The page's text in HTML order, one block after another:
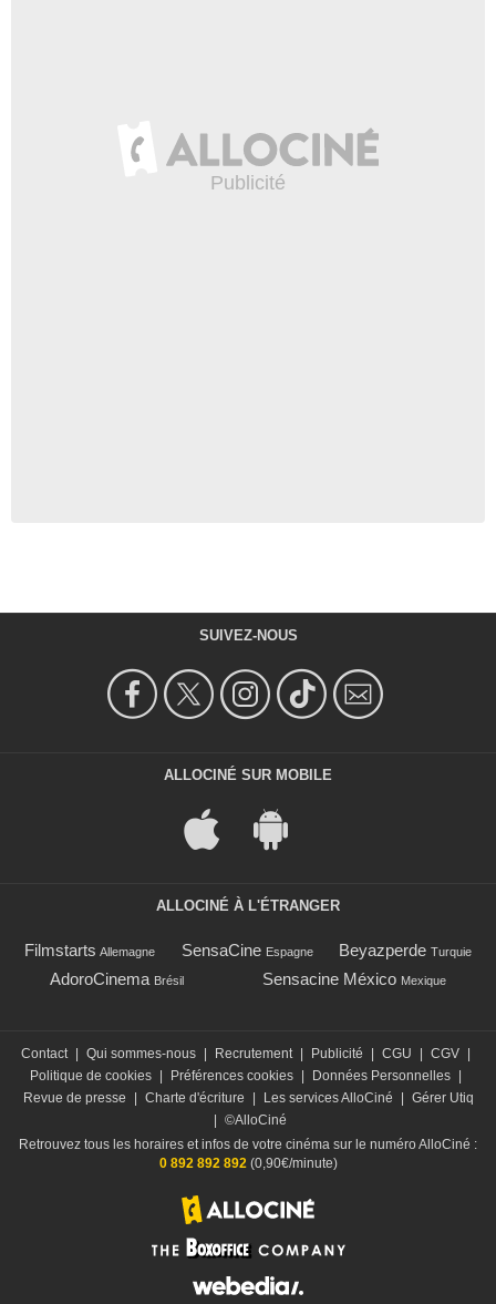
SUIVEZ-NOUS
ALLOCINÉ SUR MOBILE
ALLOCINÉ À L'ÉTRANGER
Filmstarts Allemagne SensaCine Espagne Beyazperde Turquie
AdoroCinema Brésil Sensacine México Mexique
Contact Qui sommes-nous Recrutement Publicité CGU CGV
Politique de cookies
Préférences cookies Données Personnelles
Revue de presse
Charte d'écriture Les services AlloCiné
Gérer Utiq
©AlloCiné
Retrouvez tous les horaires et infos de votre cinéma sur le numéro AlloCiné :
0 892 892 892(0,90€/minute)